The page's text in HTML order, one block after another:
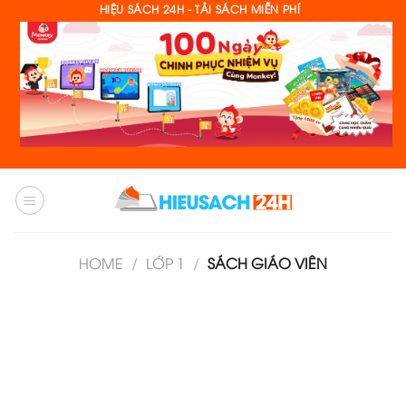
content
HIỆU SÁCH 24H - TẢI SÁCH MIỄN PHÍ
HOME / LỚP 1 / SÁCH GIÁO VIÊN